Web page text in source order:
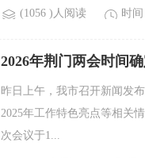
(1056 )人阅读 时
2026年荆门两会时间
昨日上午，我市召开新闻发
2025年工作特色亮点等相关
次会议于1...